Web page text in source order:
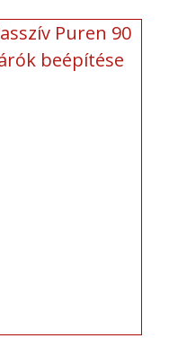
Puren 90
beépítése